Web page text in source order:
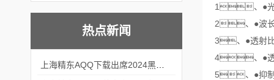
热点新闻
1、●
2、●波
3、●透射
4、●
5、●抑